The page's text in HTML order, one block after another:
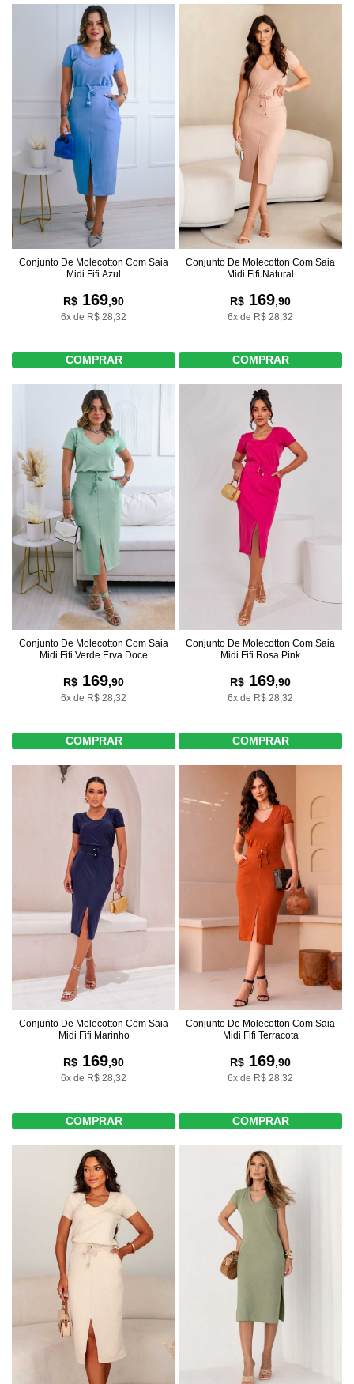
Conjunto De Molecotton Com Saia
Midi Fifi Azul
R$ 169,90
6x de R$ 28,32
COMPRAR
Conjunto De Molecotton Com Saia
Midi Fifi Natural
R$ 169,90
6x de R$ 28,32
COMPRAR
Conjunto De Molecotton Com Saia
Midi Fifi Verde Erva Doce
R$ 169,90
6x de R$ 28,32
COMPRAR
Conjunto De Molecotton Com Saia
Midi Fifi Rosa Pink
R$ 169,90
6x de R$ 28,32
COMPRAR
Conjunto De Molecotton Com Saia
Midi Fifi Marinho
R$ 169,90
6x de R$ 28,32
COMPRAR
Conjunto De Molecotton Com Saia
Midi Fifi Terracota
R$ 169,90
6x de R$ 28,32
COMPRAR